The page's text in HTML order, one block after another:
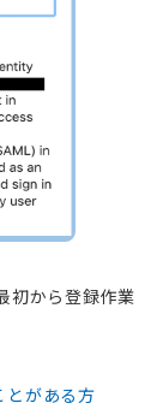
初から登録作業
とがある方